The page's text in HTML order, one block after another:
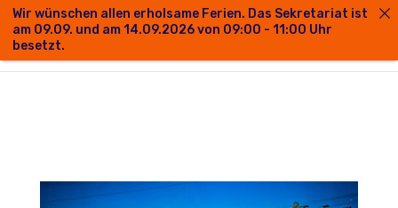
Wir wünschen allen erholsame Ferien. Das Sekretariat ist
am 09.09. und am 14.09.2026 von 09:00 - 11:00 Uhr
besetzt.